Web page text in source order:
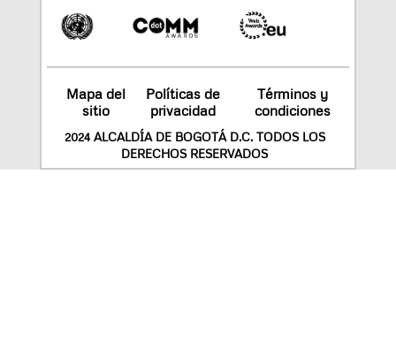
Mapa del
sitio
Políticas de
privacidad
Términos y
condiciones
2024 ALCALDÍA DE BOGOTÁ D.C. TODOS LOS
DERECHOS RESERVADOS